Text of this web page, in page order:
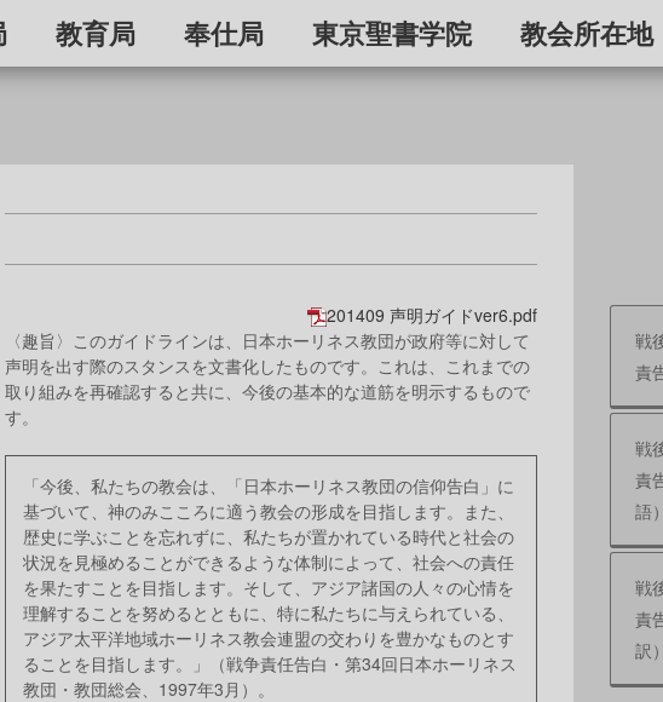
教育局 奉仕局 東京聖書学院 教会所在地
201409 声明ガイドver6.pdf
〈趣旨〉このガイドラインは、日本ホーリネス教団が政府等に対して
声明を出す際のスタンスを文書化したものです。これは、これまでの
取り組みを再確認すると共に、今後の基本的な道筋を明示するもので
す。
「今後、私たちの教会は、「日本ホーリネス教団の信仰告白」に
基づいて、神のみこころに適う教会の形成を目指します。また、
歴史に学ぶことを忘れずに、私たちが置かれている時代と社会の
状況を見極めることができるような体制によって、社会への責任
を果たすことを目指します。そして、アジア諸国の人々の心情を
理解することを努めるとともに、特に私たちに与えられている、
アジア太平洋地域ホーリネス教会連盟の交わりを豊かなものとす
ることを目指します。」（戦争責任告白・第34回日本ホーリネス
教団・教団総会、1997年3月）。
戦
責
戦
責
語）
戦
責
訳）